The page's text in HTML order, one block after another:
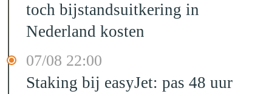
toch bijstandsuitkering in
Nederland kosten
07/08 22:00
Staking bij easyJet: pas 48 uur